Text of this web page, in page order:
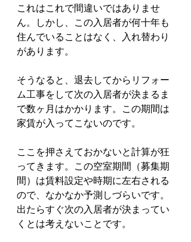
これはこれで間違いではありませ
ん。しかし、この入居者が何十年も
住んでいることはなく、入れ替わり
があります。
そうなると、退去してからリフォー
ム工事をして次の入居者が決まるま
で数ヶ月はかかります。この期間は
家賃が入ってこないのです。
ここを押さえておかないと計算が狂
ってきます。この空室期間（募集期
間）は賃料設定や時期に左右される
ので、なかなか予測しづらいです。
出たらすぐ次の入居者が決まってい
くとは考えないことです。